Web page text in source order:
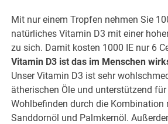
Mit nur einem Tropfen nehmen Sie
natürliches Vitamin D3 mit einer
zu sich. Damit kosten 1000 IE nur 6
Vitamin D3 ist das im Menschen
Unser Vitamin D3 ist sehr
ätherischen Öle und unterstützend
Wohlbefinden durch die Kombination
Sanddornöl und Palmkernöl.